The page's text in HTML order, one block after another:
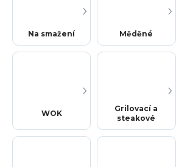
Na smažení Měděné
WOK
Grilovací a
steakové